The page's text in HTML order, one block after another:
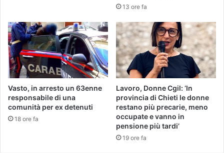
13 ore fa
Vasto, in arresto un 63enne
responsabile di una
comunità per ex detenuti
18 ore fa
Lavoro, Donne Cgil: ‘In
provincia di Chieti le donne
restano più precarie, meno
occupate e vanno in
pensione più tardi’
19 ore fa